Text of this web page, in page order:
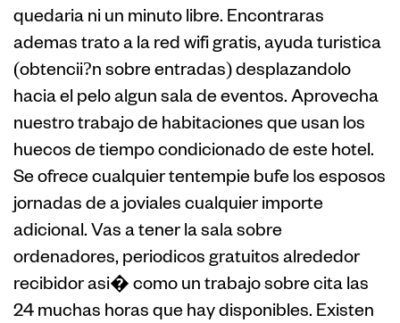
quedaria ni un minuto libre. Encontraras
ademas trato a la red wifi gratis, ayuda turistica
(obtencii?n sobre entradas) desplazandolo
hacia el pelo algun sala de eventos. Aprovecha
nuestro trabajo de habitaciones que usan los
huecos de tiempo condicionado de este hotel.
Se ofrece cualquier tentempie bufe los esposos
jornadas de a joviales cualquier importe
adicional. Vas a tener la sala sobre
ordenadores, periodicos gratuitos alrededor
recibidor asi� como un trabajo sobre cita las
24 muchas horas que hay disponibles. Existen